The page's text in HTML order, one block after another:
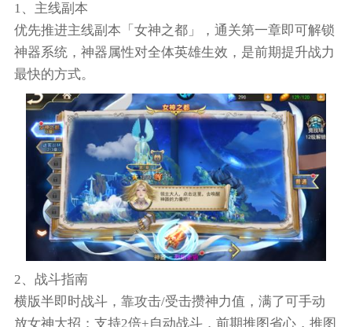
1、主线副本
优先推进主线副本「女神之都」，通关第一章即可解锁
神器系统，神器属性对全体英雄生效，是前期提升战力
最快的方式。
2、战斗指南
横版半即时战斗，靠攻击/受击攒神力值，满了可手动
放女神大招；支持2倍+自动战斗，前期推图省心，推图